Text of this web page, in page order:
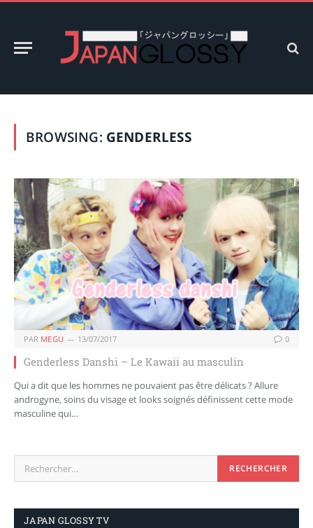
BROWSING: GENDERLESS
PAR MEGU 13/07/2017 0
Genderless Danshi – Le Kawaii au masculin
Qui a dit que les hommes ne pouvaient pas être délicats ? Allure
androgyne, soins du visage et looks soignés définissent cette mode
masculine qui…
JAPAN GLOSSY TV